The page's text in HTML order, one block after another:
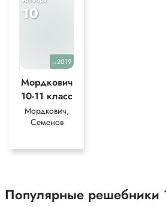
10
уч.2019
Мордкович
10-11 класс
Мордкович,
Семенов
Популярные решебники